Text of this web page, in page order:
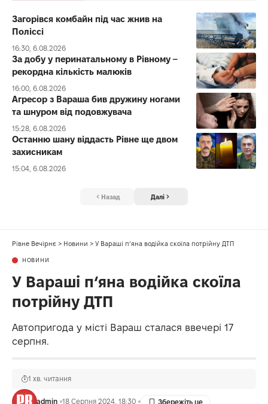
Загорівся комбайн під час жнив на
Поліссі
16:30, 6.08.2026
За добу у перинатальному в Рівному –
рекордна кількість малюків
16:00, 6.08.2026
Агресор з Вараша бив дружину ногами
та шнуром від подовжувача
15:28, 6.08.2026
Останню шану віддасть Рівне ще двом
захисникам
15:04, 6.08.2026
Назад Далі
Рівне Вечірнє > Новини > У Вараші п‘яна водійка скоїла потрійну ДТП
НОВИНИ
У Вараші п‘яна водійка скоїла
потрійну ДТП
Автопригода у місті Вараш сталася ввечері 17
серпня.
admin 18 Серпня 2024, 18:30
1 хв. читання